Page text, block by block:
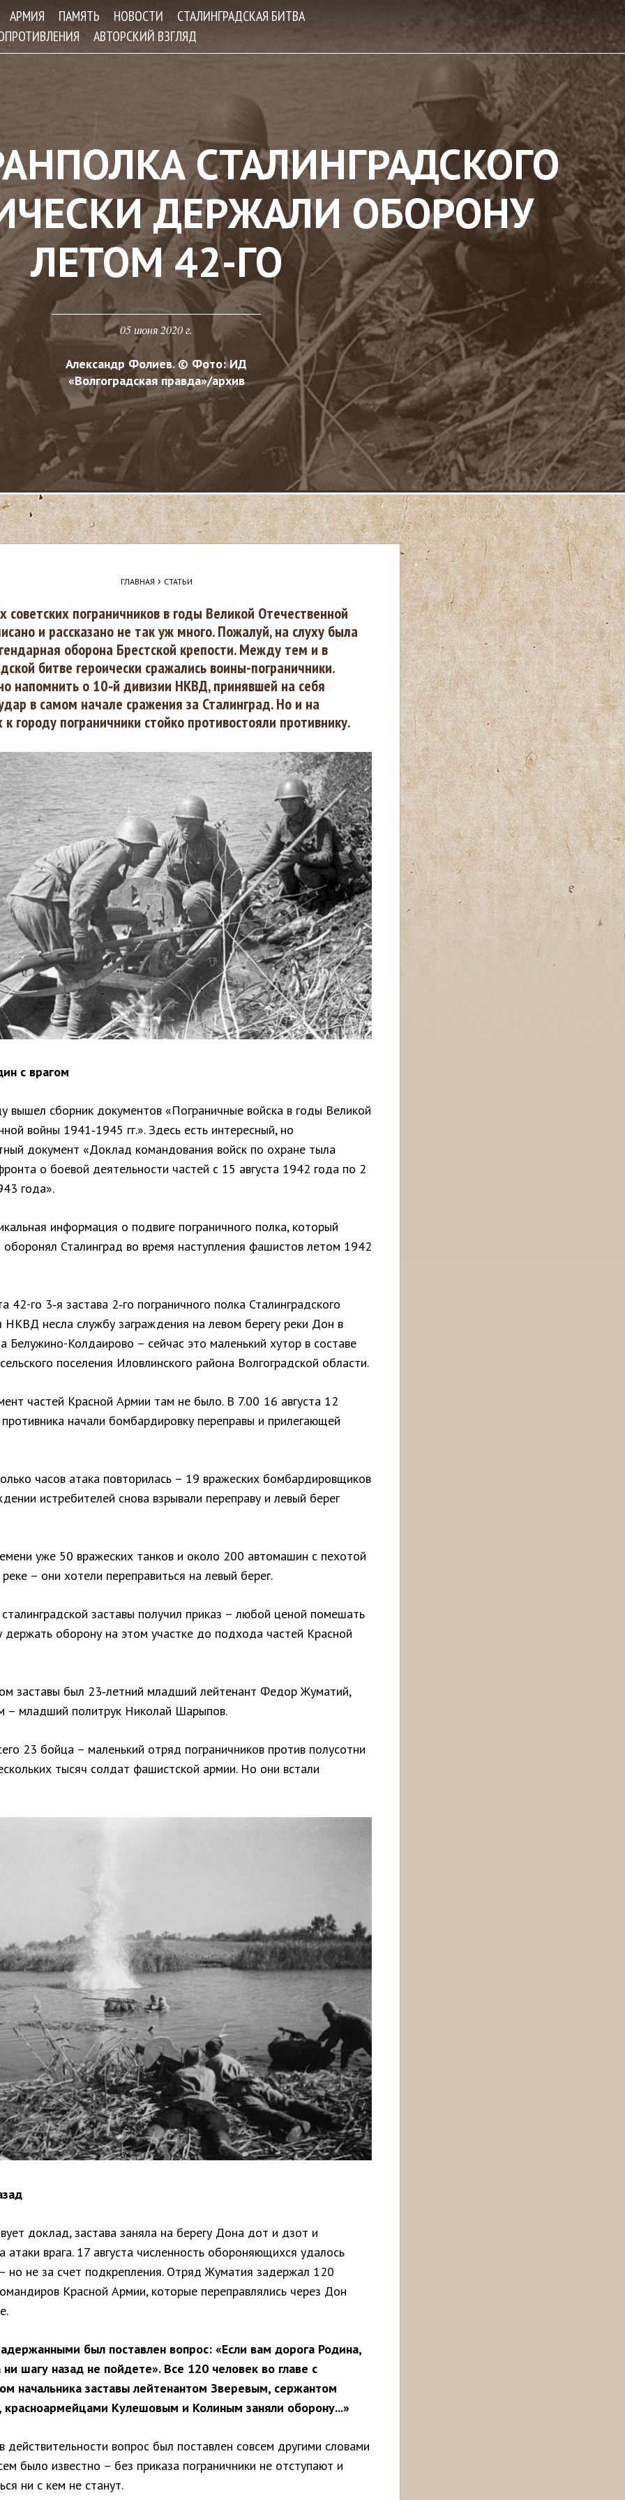
Jump to navigation
АРМИЯ ПАМЯТЬ НОВОСТИ
СТАЛИНГРАДСКАЯ БИТВА
АВТОРСКИЙ ВЗГЛЯД
СТАЛИНГРАДСКОГО
ДЕРЖАЛИ ОБОРОНУ
ЛЕТОМ 42-ГО
05 июня 2020 г.
Александр Фолиев. © Фото: ИД
«Волгоградская правда»/архив
ГЛАВНАЯ › СТАТЬИ
советских пограничников в годы Великой Отечественной
и рассказано не так уж много. Пожалуй, на слуху была
оборона Брестской крепости. Между тем и в
битве героически сражались воины-пограничники.
напомнить о 10‑й дивизии НКВД, принявшей на себя
в самом начале сражения за Сталинград. Но и на
к городу пограничники стойко противостояли противнику.
с врагом
вышел сборник документов «Пограничные войска в годы Великой
войны 1941‑1945 гг.». Здесь есть интересный, но
документ «Доклад командования войск по охране тыла
о боевой деятельности частей с 15 августа 1942 года по 2
года».
информация о подвиге пограничного полка, который
оборонял Сталинград во время наступления фашистов летом 1942
42-го 3‑я застава 2‑го пограничного полка Сталинградского
НКВД несла службу заграждения на левом берегу реки Дон в
Белужино-Колдаирово – сейчас это маленький хутор в составе
поселения Иловлинского района Волгоградской области.
частей Красной Армии там не было. В 7.00 16 августа 12
начали бомбардировку переправы и прилегающей
часов атака повторилась – 19 вражеских бомбардировщиков
истребителей снова взрывали переправу и левый берег
уже 50 вражеских танков и около 200 автомашин с пехотой
– они хотели переправиться на левый берег.
заставы получил приказ – любой ценой помешать
держать оборону на этом участке до подхода частей Красной
заставы был 23‑летний младший лейтенант Федор Жуматий,
– младший политрук Николай Шарыпов.
23 бойца – маленький отряд пограничников против полусотни
тысяч солдат фашистской армии. Но они встали
доклад, застава заняла на берегу Дона дот и дзот и
атаки врага. 17 августа численность обороняющихся удалось
но не за счет подкрепления. Отряд Жуматия задержал 120
Красной Армии, которые переправлялись через Дон
был поставлен вопрос: «Если вам дорога Родина,
шагу назад не пойдете». Все 120 человек во главе с
начальника заставы лейтенантом Зверевым, сержантом
Кулешовым и Колиным заняли оборону...»
действительности вопрос был поставлен совсем другими словами
было известно – без приказа пограничники не отступают и
ни с кем не станут.